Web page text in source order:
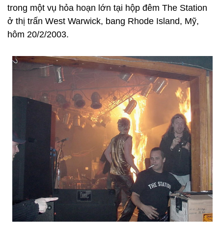
trong một vụ hỏa hoạn lớn tại hộp đêm The Station
ở thị trấn West Warwick, bang Rhode Island, Mỹ,
hôm 20/2/2003.